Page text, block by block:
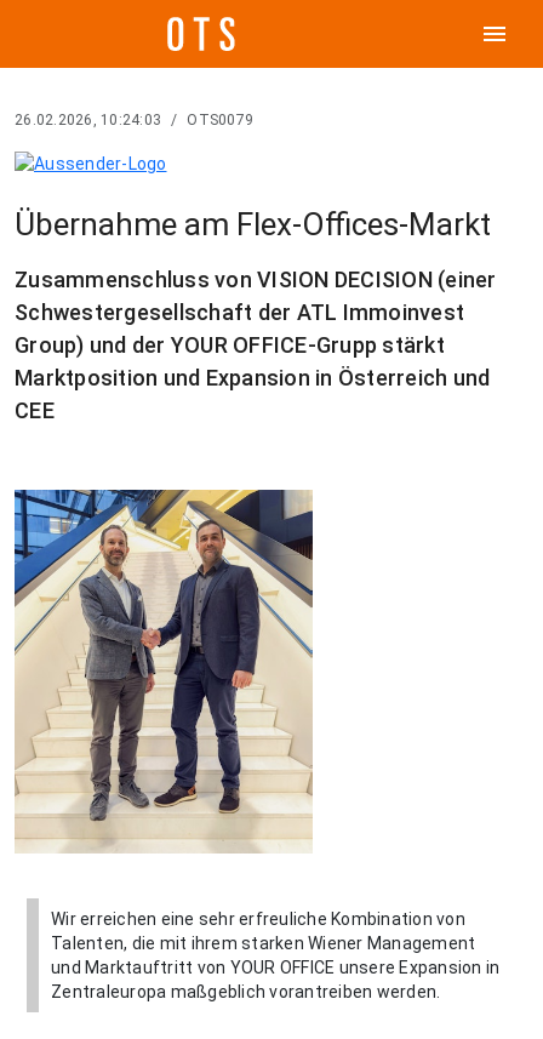
menu
26.02.2026, 10:24:03 / OTS0079
Übernahme am Flex-Offices-Markt
Zusammenschluss von VISION DECISION (einer
Schwestergesellschaft der ATL Immoinvest
Group) und der YOUR OFFICE-Grupp stärkt
Marktposition und Expansion in Österreich und
CEE
Wir erreichen eine sehr erfreuliche Kombination von
Talenten, die mit ihrem starken Wiener Management
und Marktauftritt von YOUR OFFICE unsere Expansion in
Zentraleuropa maßgeblich vorantreiben werden.